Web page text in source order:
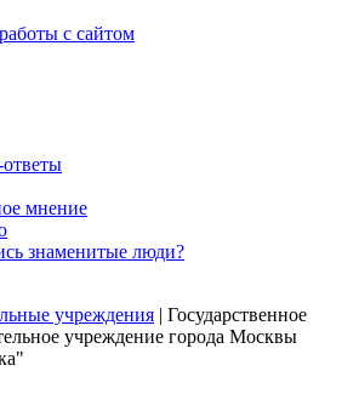
с сайтом
мнение
знаменитые люди?
учреждения | Государственное
учреждение города Москвы